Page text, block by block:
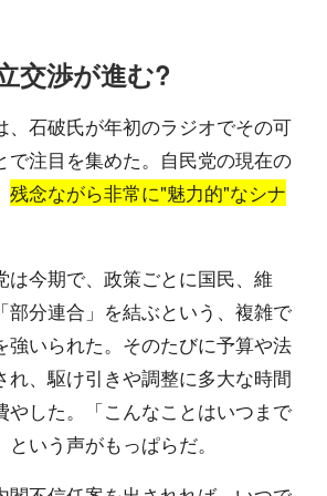
交渉が進む?
、石破氏が年初のラジオでその可
で注目を集めた。自民党の現在の
残念ながら非常に"魅力的"なシナ
は今期で、政策ごとに国民、維
部分連合」を結ぶという、複雑で
強いられた。そのたびに予算や法
れ、駆け引きや調整に多大な時間
やした。「こんなことはいつまで
いう声がもっぱらだ。